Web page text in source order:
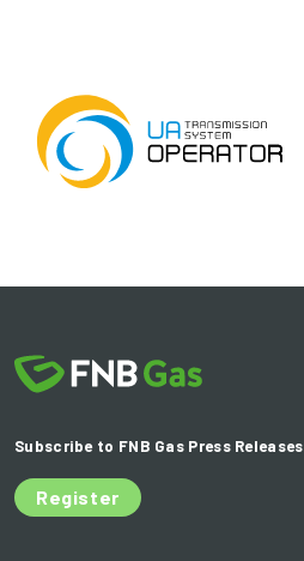
Subscribe to FNB Gas Press Releases
Register